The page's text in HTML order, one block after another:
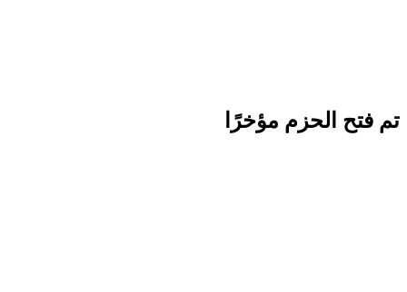
تم فتح الحزم مؤخرًا